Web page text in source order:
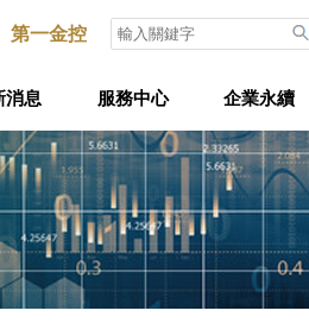
第一金控
消息 服務中心 企業永續